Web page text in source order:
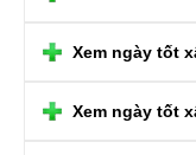
Xem ngày tốt
Xem ngày tốt